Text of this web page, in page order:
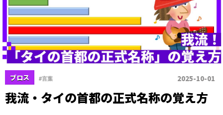
ブロス #言葉 2025-10-01
我流・タイの首都の正式名称の覚え方